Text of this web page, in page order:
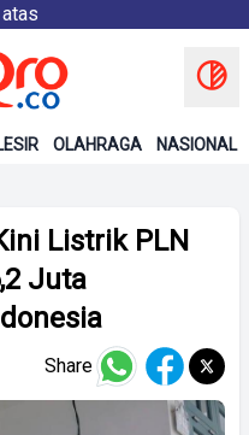
OLAHRAGA NASIONAL
Listrik PLN
Juta
Share